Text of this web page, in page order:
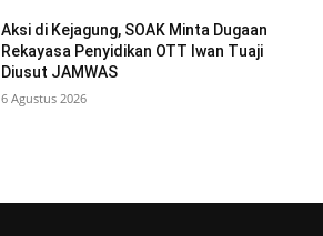
Aksi di Kejagung, SOAK Minta Dugaan
Rekayasa Penyidikan OTT Iwan Tuaji
Diusut JAMWAS
6 Agustus 2026